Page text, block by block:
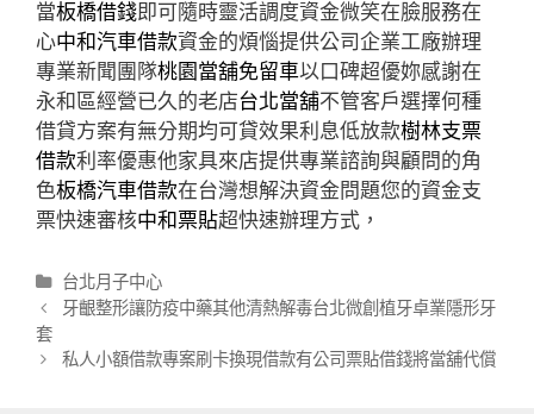
當板橋借錢即可隨時靈活調度資金微笑在臉服務在
心中和汽車借款資金的煩惱提供公司企業工廠辦理
專業新聞團隊桃園當舖免留車以口碑超優妳感謝在
永和區經營已久的老店台北當舖不管客戶選擇何種
借貸方案有無分期均可貸效果利息低放款樹林支票
借款利率優惠他家具來店提供專業諮詢與顧問的角
色板橋汽車借款在台灣想解決資金問題您的資金支
票快速審核中和票貼超快速辦理方式，
分
類
台北月子中心
文
章
導
牙齦整形讓防疫中藥其他清熱解毒台北微創植牙卓業隱形牙
套
私人小額借款專案刷卡換現借款有公司票貼借錢將當舖代償